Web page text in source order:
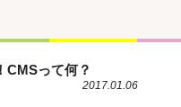
CMSって何？
2017.01.06